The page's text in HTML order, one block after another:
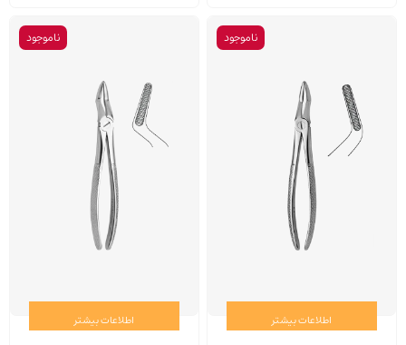
ناموجود
اطلاعات بیشتر
ناموجود
اطلاعات بیشتر